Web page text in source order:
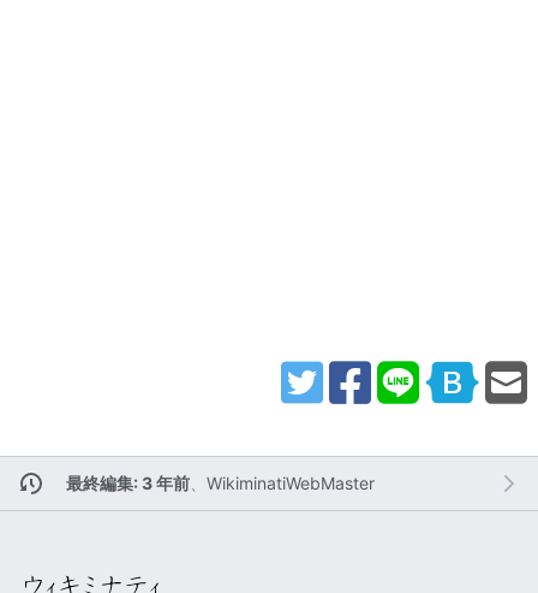
最終編集: 3 年前、 WikiminatiWebMaster